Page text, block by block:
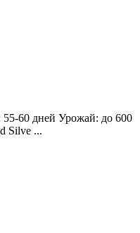
60 дней Урожай: до 600
Silve ...